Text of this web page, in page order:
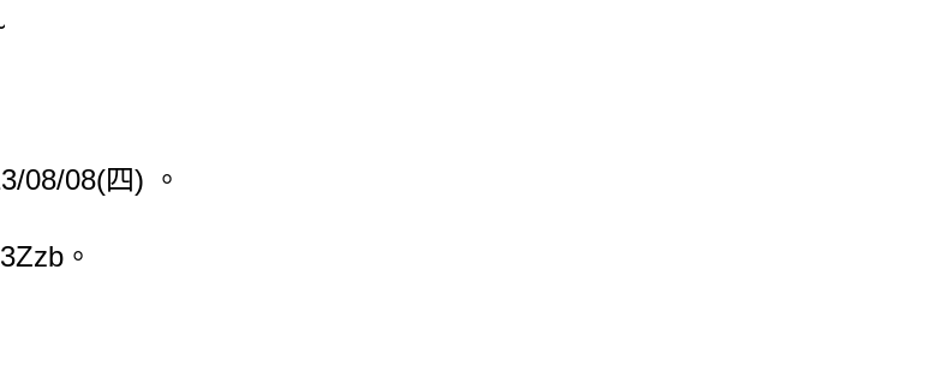
08/08(四) 。
。